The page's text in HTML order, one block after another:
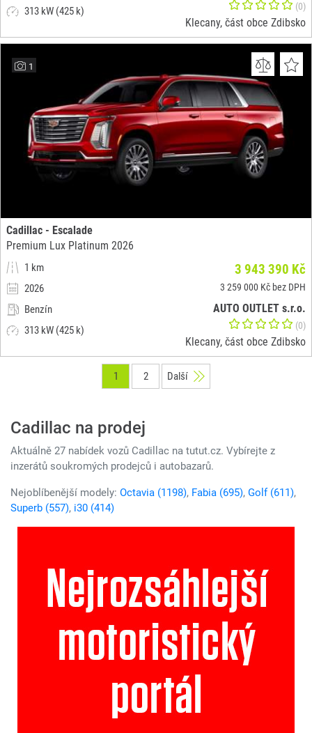
313 kW (425 k)
(0)
Klecany, část obce Zdibsko
1
Cadillac - Escalade
Premium Lux Platinum 2026
1 km
2026
Benzín
313 kW (425 k)
3 943 390 Kč
3 259 000 Kč bez DPH
AUTO OUTLET s.r.o.
(0)
Klecany, část obce Zdibsko
1 2 Další
Cadillac na prodej
Aktuálně 27 nabídek vozů Cadillac na tutut.cz. Vybírejte z
inzerátů soukromých prodejců i autobazarů.
Nejoblíbenější modely: Octavia (1198), Fabia (695), Golf (611),
Superb (557), i30 (414)